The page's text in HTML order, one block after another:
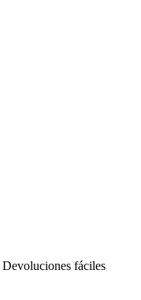
Devoluciones fáciles